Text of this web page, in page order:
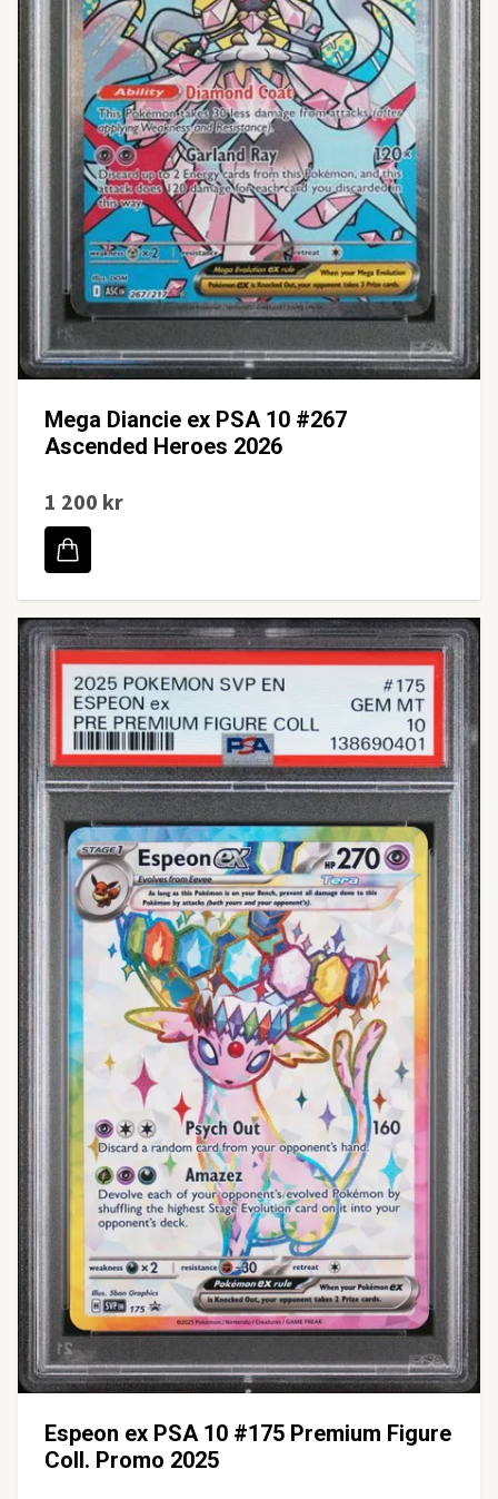
Mega Diancie ex PSA 10 #267
Ascended Heroes 2026
1 200 kr
Espeon ex PSA 10 #175 Premium Figure
Coll. Promo 2025